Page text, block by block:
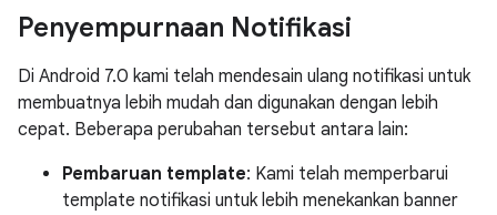
Penyempurnaan Notifikasi
Di Android 7.0 kami telah mendesain ulang notifikasi untuk
membuatnya lebih mudah dan digunakan dengan lebih
cepat. Beberapa perubahan tersebut antara lain:
Pembaruan template: Kami telah memperbarui
template notifikasi untuk lebih menekankan banner